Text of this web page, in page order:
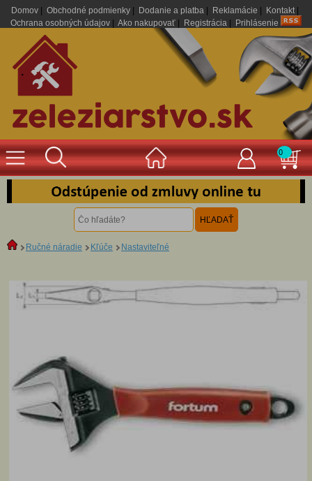
Domov Obchodné podmienky Dodanie a platba Reklamácie Kontakt|
Ochrana osobných údajov
Ako nakupovať Registrácia Prihlásenie
.
0
Ručné náradie Kľúče Nastaviteľné